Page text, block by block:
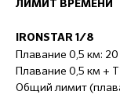
ЛИМИТ ВРЕМЕНИ
IRONSTAR 1/8
Плавание 0,5 км:
Плавание 0,5 км +
Общий лимит